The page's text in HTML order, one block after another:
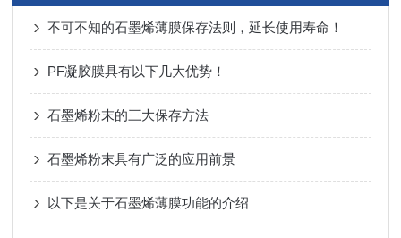
不可不知的石墨烯薄膜保存法则，延长使用寿命！
PF凝胶膜具有以下几大优势！
石墨烯粉末的三大保存方法
石墨烯粉末具有广泛的应用前景
以下是关于石墨烯薄膜功能的介绍